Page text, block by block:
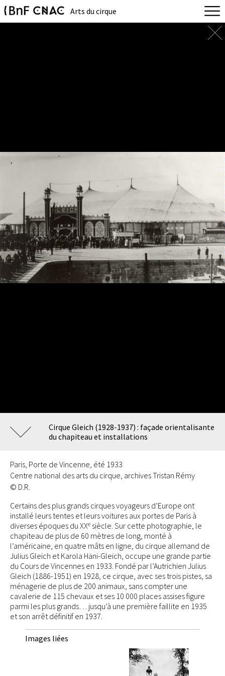
Arts du cirque
Cirque Gleich (1928-1937) : façade orientalisante
du chapiteau et installations
Paris, Porte de Vincenne, été 1933
Centre national des arts du cirque, archives Tristan Rémy
© D.R.
Certains des plus grands cirques voyageurs d’Europe ont
installé leurs tentes et leurs voitures aux portes de Paris à
diverses époques du XXe siècle. Sur cette photographie, le
chapiteau de plus de 60 mètres de long, monté à
l’américaine, en quatre mâts en ligne, du cirque allemand de
Julius Gleich et Karola Häni-Gleich, occupe une grande partie
du Cours de Vincennes en 1933. Fondé par l’Autrichien Julius
Gleich (1886-1951) en 1928, ce cirque, avec ses trois pistes, sa
ménagerie de plus de 200 animaux, sans compter une
cavalerie de 115 chevaux et ses 10 000 places assises figure
parmi les plus grands… jusqu’à une première faillite en 1935
et son arrêt définitif en 1937.
Images liées